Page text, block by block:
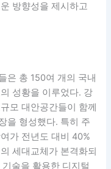
방향성을 제시하고
은 총 150여 개의 국내
성황을 이루었다. 강
모 대안공간들이 함께
을 형성했다. 특히 주
가 전년도 대비 40%
세대교체가 본격화되
술을 활용한 디지털